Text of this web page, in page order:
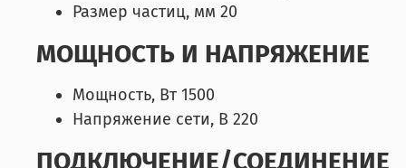
Размер частиц, мм 20
МОЩНОСТЬ И НАПРЯЖЕНИЕ
Мощность, Вт 1500
Напряжение сети, В 220
ПОДКЛЮЧЕНИЕ/СОЕДИНЕНИЕ